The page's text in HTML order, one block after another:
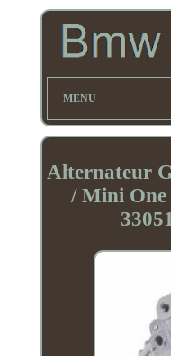
MENU
Alternateur
/ Mini One